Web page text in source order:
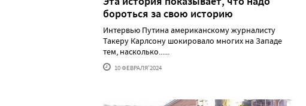
бороться за свою историю
Интервью Путина американскому журналисту
Такеру Карлсону шокировало многих на Западе
тем, насколько......
10 ФЕВРАЛЯ'2024